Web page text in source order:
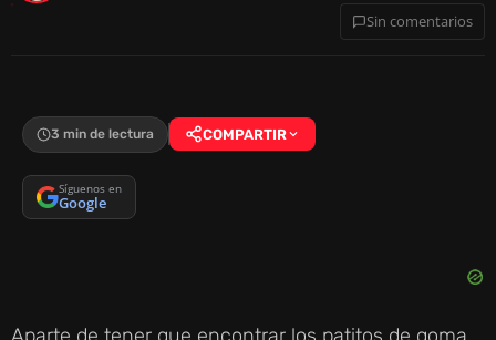
Sin comentarios
3 min de lectura COMPARTIR
Síguenos en
Google